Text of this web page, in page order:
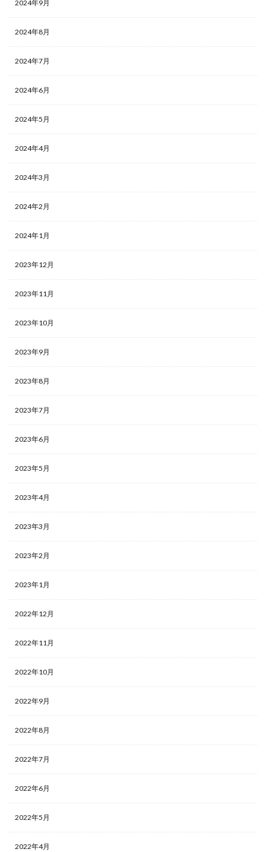
2024年9月
2024年8月
2024年7月
2024年6月
2024年5月
2024年4月
2024年3月
2024年2月
2024年1月
2023年12月
2023年11月
2023年10月
2023年9月
2023年8月
2023年7月
2023年6月
2023年5月
2023年4月
2023年3月
2023年2月
2023年1月
2022年12月
2022年11月
2022年10月
2022年9月
2022年8月
2022年7月
2022年6月
2022年5月
2022年4月